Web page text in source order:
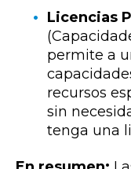
Licencias
permite a
recursos
sin
tenga una